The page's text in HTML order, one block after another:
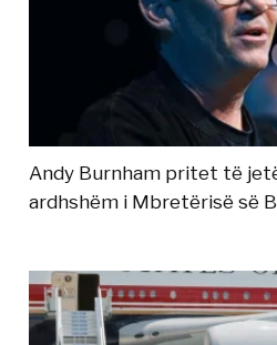
Andy Burnham pritet të
ardhshëm i Mbretërisë së